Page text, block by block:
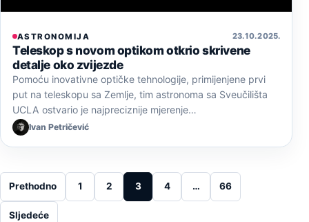
ASTRONOMIJA 23. 10. 2025.
Teleskop s novom optikom otkrio skrivene
detalje oko zvijezde
Pomoću inovativne optičke tehnologije, primijenjene prvi
put na teleskopu sa Zemlje, tim astronoma sa Sveučilišta
UCLA ostvario je najpreciznije mjerenje…
Ivan Petričević
Posts pagination
Prethodno 1 2 3 4 … 66
Sljedeće